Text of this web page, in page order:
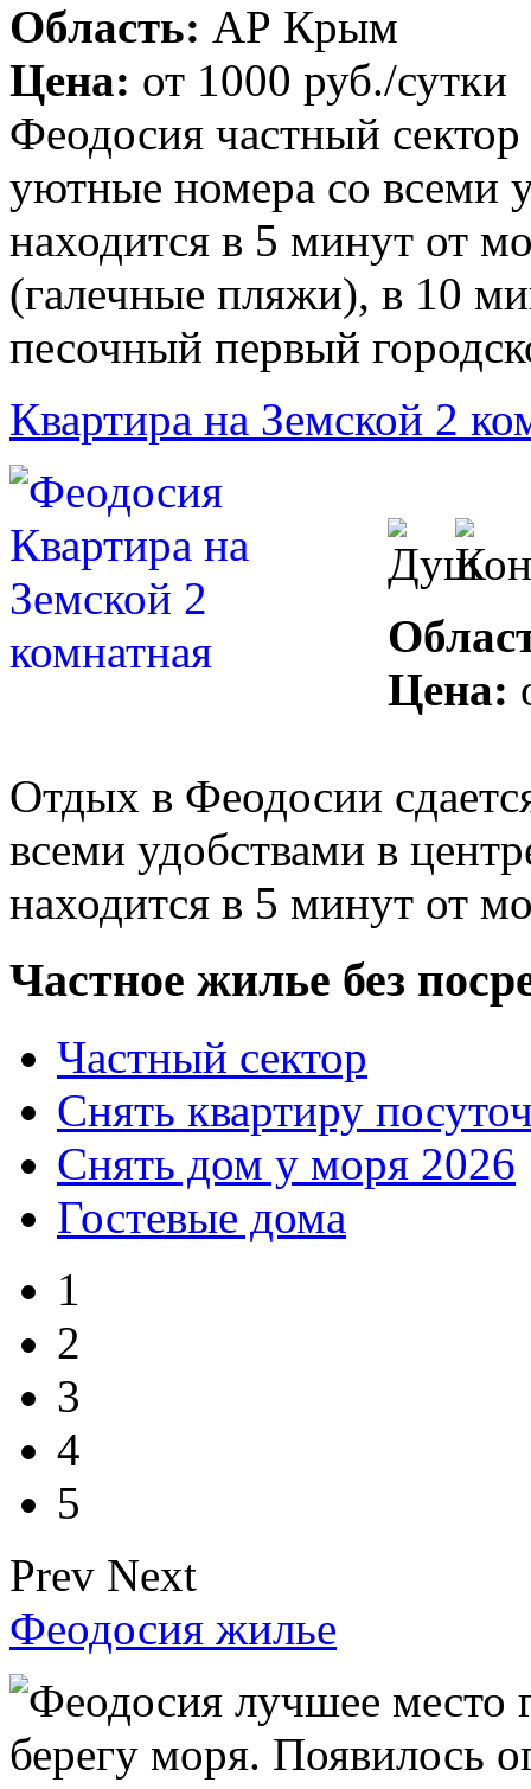
Область: АР Крым
Цена: от 1000 руб./сутки
Феодосия частный
уютные номера со всеми
находится в 5 минут от
(галечные пляжи), в 10
песочный первый
Квартира на Земской 2
Цена:
Отдых в Феодосии
всеми удобствами в
находится в 5 минут от
Частное жилье без
Частный сектор
Снять квартиру
Снять дом у моря 2026
Гостевые дома
1
2
3
4
5
Prev Next
Феодосия жилье
Феодосия лучшее место
берегу моря. Появилось